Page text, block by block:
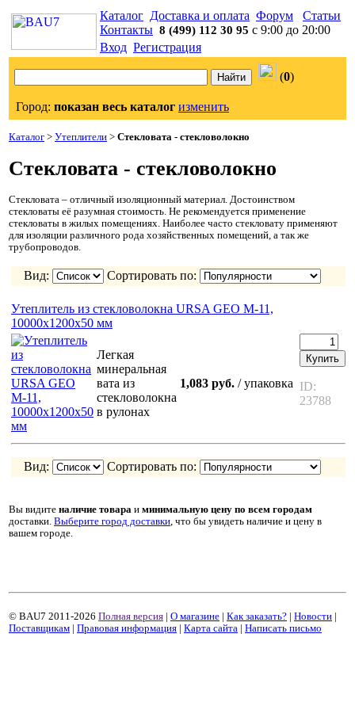
Каталог Доставка и оплата Форум
Статьи
Контакты 8 (499) 112 30 95 с 9:00 до 20:00
Вход Регистрация
(0)
Город: показан весь каталог изменить
Каталог > Утеплители > Стекловата - стекловолокно
Стекловата - стекловолокно
Стекловата – отличный изоляционный материал. Достоинством
стекловаты её разумная стоимость. Не рекомендуется применение
стекловаты в жилых помещениях. Наиболее часто стекловату применяют
для изоляции различного рода хозяйственных помещений, а так же
трубопроводов.
Вид: Сортировать по:
Утеплитель из стекловолокна URSA GEO М-11,
10000х1200х50 мм
Легкая
минеральная
вата из
стекловолокна
в рулонах
1,083 руб. / упаковка
Купить
ID:
23788
Вид: Сортировать по:
Вы видите наличие товара и минимальную цену по всем городам
доставки. Выберите город доставки, что бы увидеть наличие и цену в
вашем городе.
© BAU7 2011-2026 Полная версия | О магазине | Как заказать? | Новости |
Поставщикам | Правовая информация | Карта сайта | Написать письмо